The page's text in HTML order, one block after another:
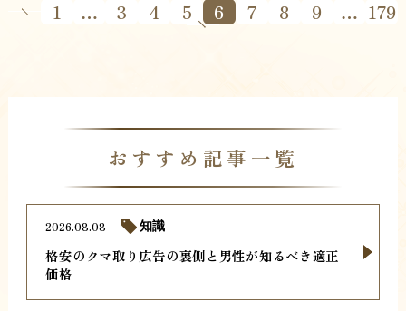
1 … 3 4 5 6 7 8 9 … 179
おすすめ記事一覧
格安のクマ取り広告の裏側と男性が知るべき適正
価格
2026.08.08 知識